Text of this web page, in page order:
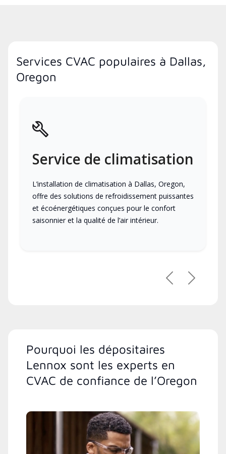
Services CVAC populaires à Dallas,
Oregon
Service de climatisation
L’installation de climatisation à Dallas, Oregon,
offre des solutions de refroidissement puissantes
et écoénergétiques conçues pour le confort
saisonnier et la qualité de l’air intérieur.
PrécédentSuivant
Pourquoi les dépositaires
Lennox sont les experts en
CVAC de confiance de l’Oregon